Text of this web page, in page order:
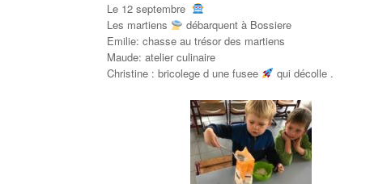
Le 12 septembre
Les martiens
débarquent à Bossiere
Emilie: chasse au trésor des martiens
Maude: atelier culinaire
Christine : bricolege d une fusee
qui décolle .